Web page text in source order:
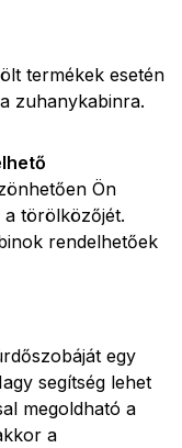
termékek esetén
zuhanykabinra.
Ön
a törölközőjét.
rendelhetőek
egy
segítség lehet
megoldható a
a